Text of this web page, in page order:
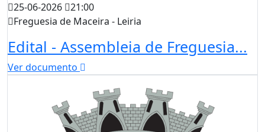
25-06-2026
21:00
Freguesia de Maceira - Leiria
Edital - Assembleia de Freguesia...
Ver documento